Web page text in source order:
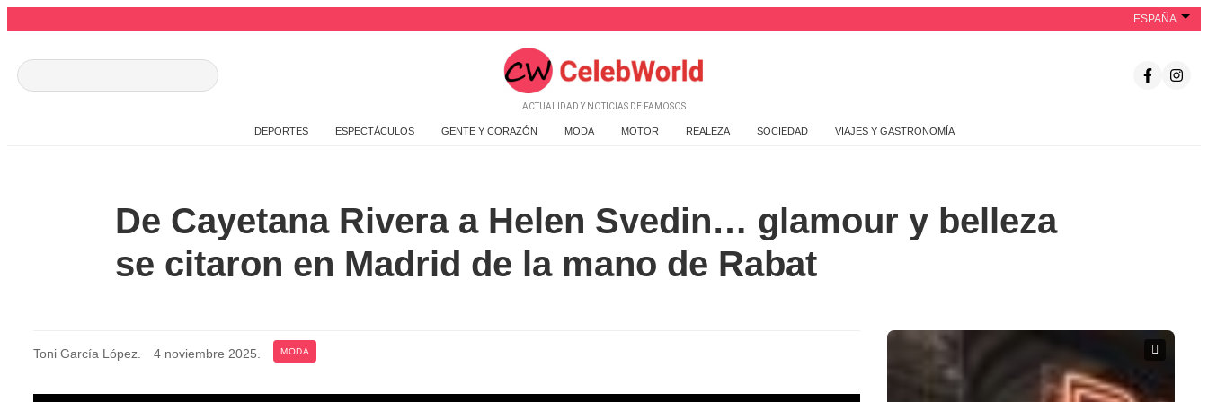
ESPAÑA
ACTUALIDAD Y NOTICIAS DE FAMOSOS
DEPORTES ESPECTÁCULOS GENTE Y CORAZÓN MODA MOTOR REALEZA SOCIEDAD VIAJES Y GASTRONOMÍA
De Cayetana Rivera a Helen Svedin… glamour y belleza
se citaron en Madrid de la mano de Rabat
Toni García López 4 noviembre 2025 MODA